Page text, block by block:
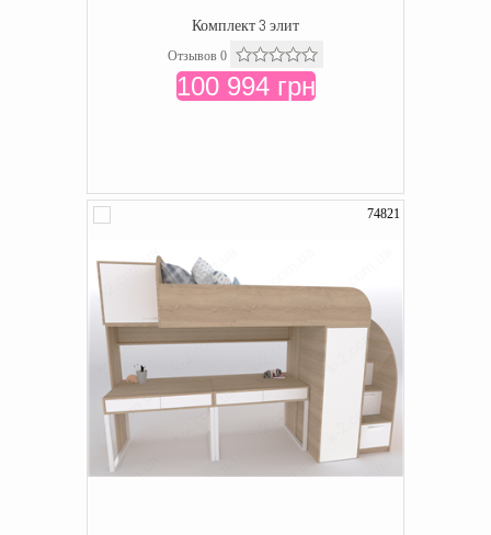
Комплект 3 элит
Отзывов 0
100 994 грн
74821